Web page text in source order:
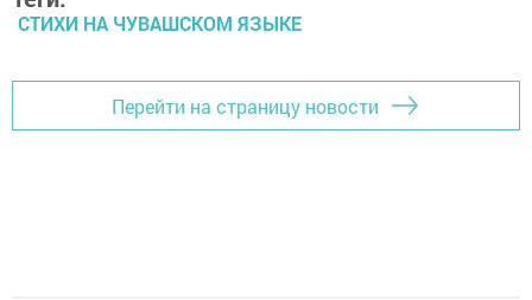
СТИХИ НА ЧУВАШСКОМ ЯЗЫКЕ
Перейти на страницу новости